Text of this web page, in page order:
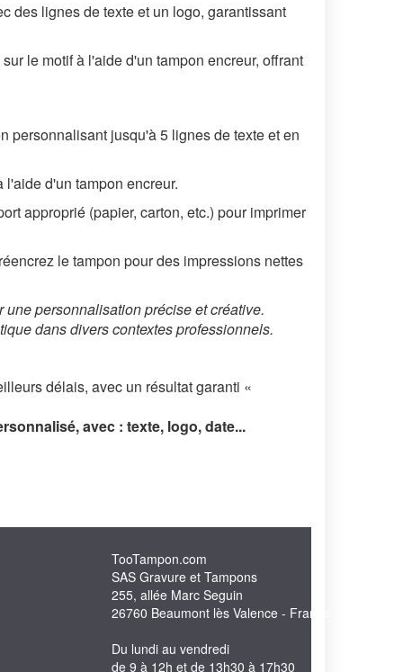
des lignes de texte et un logo, garantissant
le motif à l'aide d'un tampon encreur, offrant
personnalisant jusqu'à 5 lignes de texte et en
d'un tampon encreur.
approprié (papier, carton, etc.) pour imprimer
le tampon pour des impressions nettes
personnalisation précise et créative.
dans divers contextes professionnels.
délais, avec un résultat garanti «
avec : texte, logo, date...
TooTampon.com
SAS Gravure et Tampons
255, allée Marc Seguin
26760 Beaumont lès Valence - France
Du lundi au vendredi
de 9 à 12h et de 13h30 à 17h30